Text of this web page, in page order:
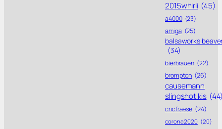
2015whirli (45)
a4000 (23)
amiga (25)
balsaworks
(34)
bierbrauen (22)
brompton (26)
causemann
slingshot kis
cncfraese (24)
corona 2020 (20)